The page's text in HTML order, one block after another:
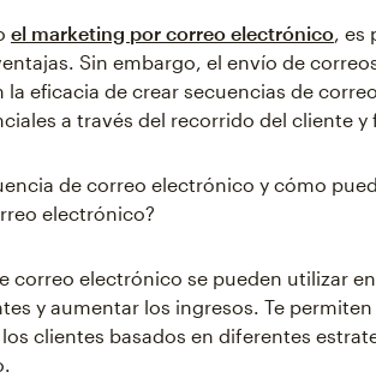
el marketing por correo electrónico, es
Sin embargo, el envío de
eficacia de crear secuencias de
a través del recorrido del cliente
de correo electrónico y cómo
electrónico?
correo electrónico se pueden utilizar
y aumentar los ingresos. Te
clientes basados en diferentes